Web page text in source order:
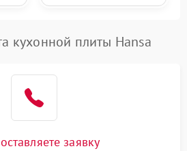
кухонной плиты Hansa
заявку